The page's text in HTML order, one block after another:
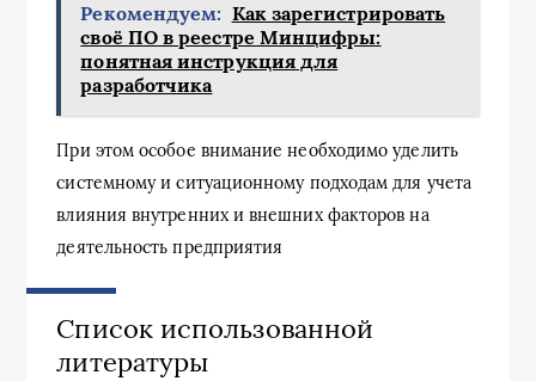
Рекомендуем: Как зарегистрировать
своё ПО в реестре Минцифры:
понятная инструкция для
разработчика
При этом особое внимание необходимо уделить
системному и ситуационному подходам для учета
влияния внутренних и внешних факторов на
деятельность предприятия
Список использованной
литературы